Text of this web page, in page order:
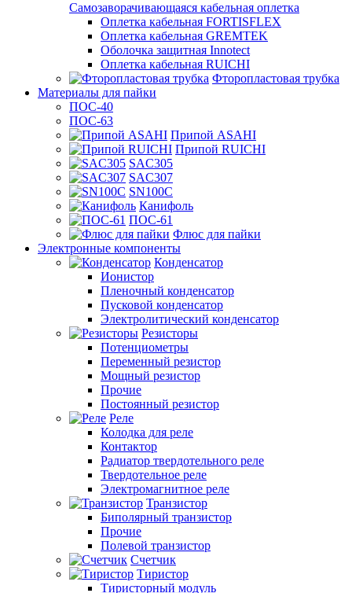
Самозаворачивающаяся кабельная оплетка
Оплетка кабельная FORTISFLEX
Оплетка кабельная GREMTEK
Оболочка защитная Innotect
Оплетка кабельная RUICHI
Фторопластовая трубка
Материалы для пайки
ПОС-40
ПОС-63
Припой ASAHI
Припой RUICHI
SAC305
SAC307
SN100C
Канифоль
ПОС-61
Флюс для пайки
Электронные компоненты
Конденсатор
Ионистор
Пленочный конденсатор
Пусковой конденсатор
Электролитический конденсатор
Резисторы
Потенциометры
Переменный резистор
Мощный резистор
Прочие
Постоянный резистор
Реле
Колодка для реле
Контактор
Радиатор твердотельного реле
Твердотельное реле
Электромагнитное реле
Транзистор
Биполярный транзистор
Прочие
Полевой транзистор
Счетчик
Тиристор
Тиристорный модуль